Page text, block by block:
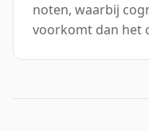
noten, waarbij
voorkomt dan het